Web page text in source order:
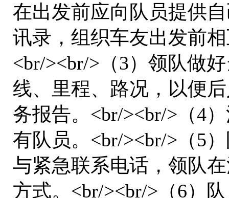
在出发前应向队员提供
讯录，组织车友出发前
<br/><br/>（3）领队做
线、里程、路况，以便
务报告。<br/><br/>（4
有队员。<br/><br/>（5
与紧急联系电话，领队
方式。<br/><br/>（6）